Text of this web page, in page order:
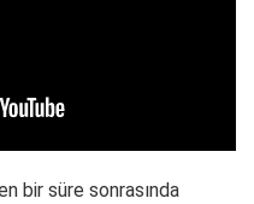
bir süre sonrasında